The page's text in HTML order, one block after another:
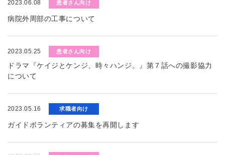
2023.06.08 患者さん向け
病院外周部の工事について
2023.05.25 患者さん向け
ドラマ『ケイジとケンジ、時々ハンジ。』第７話への撮影協力
について
2023.05.16 求職者向け
ガイドボランティアの募集を再開します